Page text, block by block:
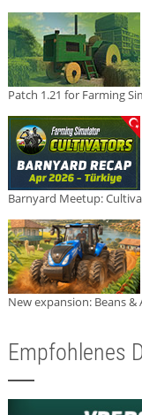
Patch 1.21 for Farming
Barnyard Meetup:
New expansion: Beans &
Empfohlenes